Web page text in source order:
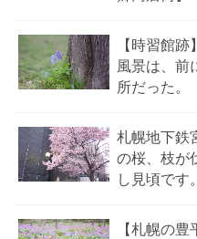
【時習館
風景は、前
所だった。
札幌地下鉄
の桜、枝が
し見頃です
【札幌の